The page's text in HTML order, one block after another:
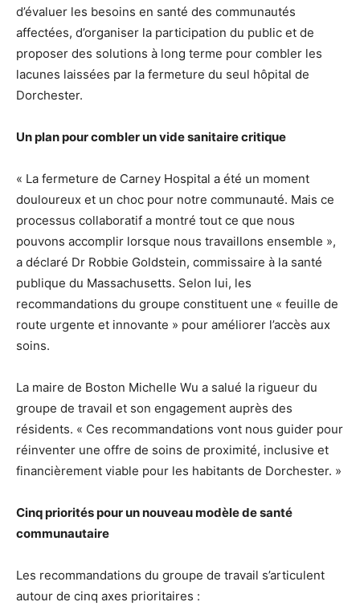
d’évaluer les besoins en santé des communautés
affectées, d’organiser la participation du public et de
proposer des solutions à long terme pour combler les
lacunes laissées par la fermeture du seul hôpital de
Dorchester.
Un plan pour combler un vide sanitaire critique
« La fermeture de Carney Hospital a été un moment
douloureux et un choc pour notre communauté. Mais ce
processus collaboratif a montré tout ce que nous
pouvons accomplir lorsque nous travaillons ensemble »,
a déclaré Dr Robbie Goldstein, commissaire à la santé
publique du Massachusetts. Selon lui, les
recommandations du groupe constituent une « feuille de
route urgente et innovante » pour améliorer l’accès aux
soins.
La maire de Boston Michelle Wu a salué la rigueur du
groupe de travail et son engagement auprès des
résidents. « Ces recommandations vont nous guider pour
réinventer une offre de soins de proximité, inclusive et
financièrement viable pour les habitants de Dorchester. »
Cinq priorités pour un nouveau modèle de santé
communautaire
Les recommandations du groupe de travail s’articulent
autour de cinq axes prioritaires :